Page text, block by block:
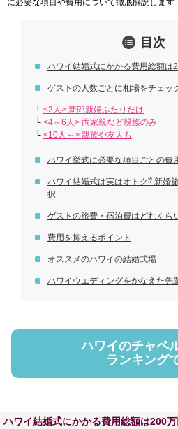
に必要な項目や費用について徹底解説します
目次
ハワイ結婚式にかかる費用総額は
ゲストの人数ごとに相場をチェッ
└ <2人> 新郎新婦ふたりだけ
└ <4～6人> 両家親など親族のみ
└ <10人～> 親族や友人も
ハワイ挙式に必要な項目ごとの費
ハワイ結婚式は実はオトク⁉ 新婚
択
ゲストの旅費・宿泊費はどれくら
費用を抑えるポイント
オススメのハワイの結婚式場
ハワイウエディングをかなえた先
ハワイのチャペ
ランキング
ハワイ結婚式にかかる費用総額は200万